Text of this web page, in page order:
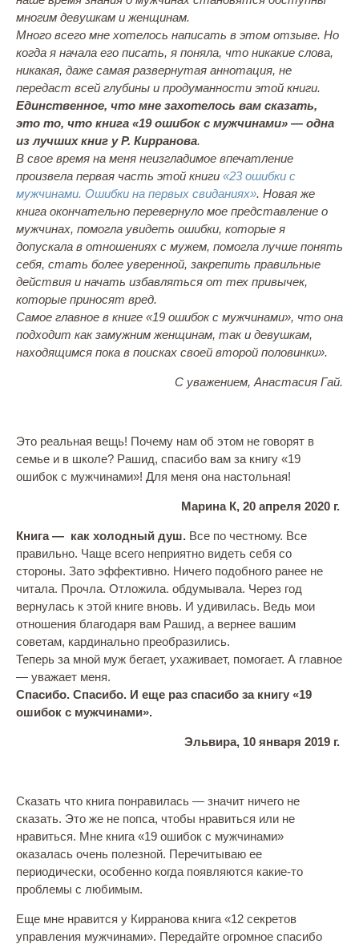
многим девушкам и женщинам.
Много всего мне хотелось написать в этом отзыве. Но
когда я начала его писать, я поняла, что никакие слова,
никакая, даже самая развернутая аннотация, не
передаст всей глубины и продуманности этой книги.
Единственное, что мне захотелось вам сказать,
это то, что книга «19 ошибок с мужчинами» — одна
из лучших книг у Р. Кирранова.
В свое время на меня неизгладимое впечатление
произвела первая часть этой книги «23 ошибки с
мужчинами. Ошибки на первых свиданиях». Новая же
книга окончательно перевернуло мое представление о
мужчинах, помогла увидеть ошибки, которые я
допускала в отношениях с мужем, помогла лучше понять
себя, стать более уверенной, закрепить правильные
действия и начать избавляться от тех привычек,
которые приносят вред.
Самое главное в книге «19 ошибок с мужчинами», что она
подходит как замужним женщинам, так и девушкам,
находящимся пока в поисках своей второй половинки».
С уважением, Анастасия Гай.
Это реальная вещь! Почему нам об этом не говорят в
семье и в школе? Рашид, спасибо вам за книгу «19
ошибок с мужчинами»! Для меня она настольная!
Марина К, 20 апреля 2020 г.
Книга — как холодный душ. Все по честному. Все
правильно. Чаще всего неприятно видеть себя со
стороны. Зато эффективно. Ничего подобного ранее не
читала. Прочла. Отложила. обдумывала. Через год
вернулась к этой книге вновь. И удивилась. Ведь мои
отношения благодаря вам Рашид, а вернее вашим
советам, кардинально преобразились.
Теперь за мной муж бегает, ухаживает, помогает. А главное
— уважает меня.
Спасибо. Спасибо. И еще раз спасибо за книгу «19
ошибок с мужчинами».
Эльвира, 10 января 2019 г.
Сказать что книга понравилась — значит ничего не
сказать. Это же не попса, чтобы нравиться или не
нравиться. Мне книга «19 ошибок с мужчинами»
оказалась очень полезной. Перечитываю ее
периодически, особенно когда появляются какие-то
проблемы с любимым.
Еще мне нравится у Кирранова книга «12 секретов
управления мужчинами». Передайте огромное спасибо